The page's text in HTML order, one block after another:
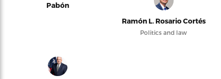
Pabón
Ramón L. Rosario Cortés
Politics and law